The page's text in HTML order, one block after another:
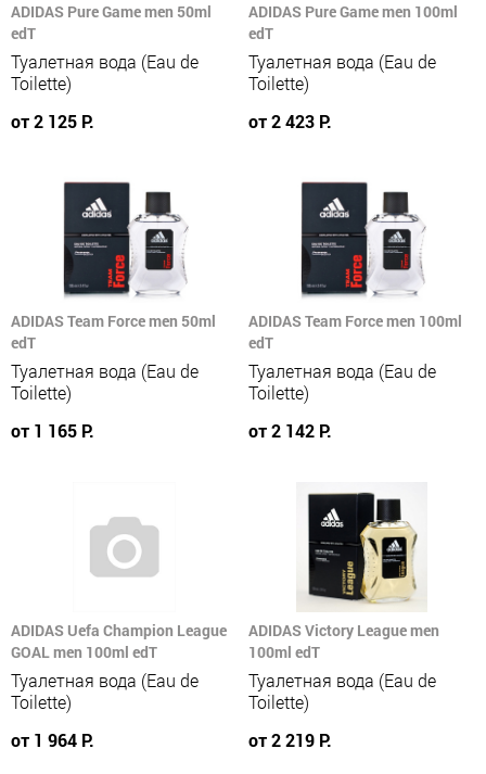
ADIDAS Pure Game men 50ml
edT
Туалетная вода (Eau de
Toilette)
от 2 125 Р.
ADIDAS Pure Game men 100ml
edT
Туалетная вода (Eau de
Toilette)
от 2 423 Р.
ADIDAS Team Force men 50ml
edT
Туалетная вода (Eau de
Toilette)
от 1 165 Р.
ADIDAS Team Force men 100ml
edT
Туалетная вода (Eau de
Toilette)
от 2 142 Р.
ADIDAS Uefa Champion League
GOAL men 100ml edT
Туалетная вода (Eau de
Toilette)
от 1 964 Р.
ADIDAS Victory League men
100ml edT
Туалетная вода (Eau de
Toilette)
от 2 219 Р.